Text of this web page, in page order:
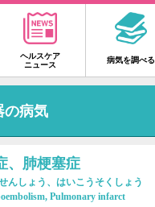
ヘルスケア
ニュース
病気を調べる
の病気
、肺梗塞症
んしょう、はいこうそくしょう
Pulmonary infarct